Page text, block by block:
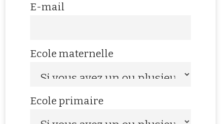
E-mail
Ecole maternelle
Ecole primaire